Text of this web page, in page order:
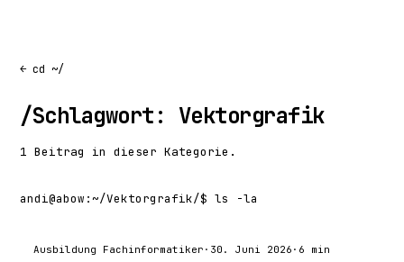
← cd ~/
/Schlagwort: Vektorgrafik
1 Beitrag in dieser Kategorie.
andi@abow :~/Vektorgrafik/$ ls -la
Ausbildung Fachinformatiker · 30. Juni 2026 · 6 min